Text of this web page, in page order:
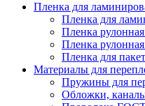
Пленка для
Пленка для
Пленка
Пленка
Пленка для
Материалы для
Пружины для
Обложки,